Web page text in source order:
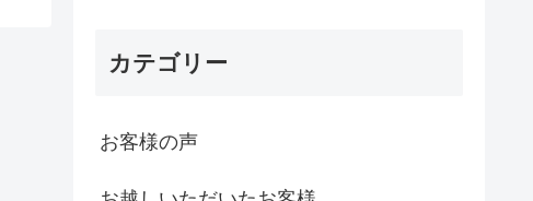
カテゴリー
お客様の声